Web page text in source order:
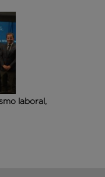
laboral,